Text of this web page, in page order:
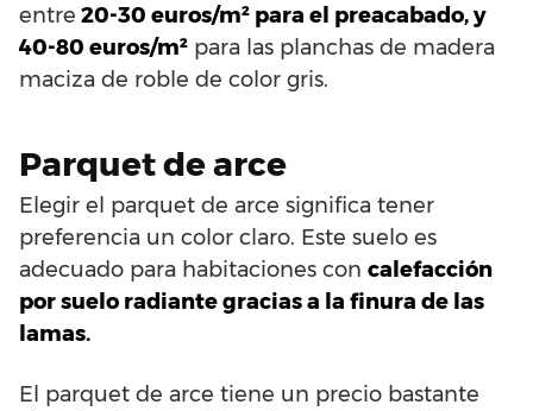
entre 20-30 euros/m² para el preacabado, y
40-80 euros/m² para las planchas de madera
maciza de roble de color gris.
Parquet de arce
Elegir el parquet de arce significa tener
preferencia un color claro. Este suelo es
adecuado para habitaciones con calefacción
por suelo radiante gracias a la finura de las
lamas.
El parquet de arce tiene un precio bastante